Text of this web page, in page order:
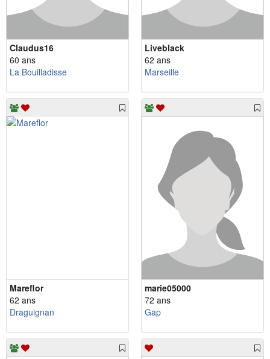
Claudus16
60 ans
La Bouilladisse
Liveblack
62 ans
Marseille
Mareflor
62 ans
Draguignan
marie05000
72 ans
Gap